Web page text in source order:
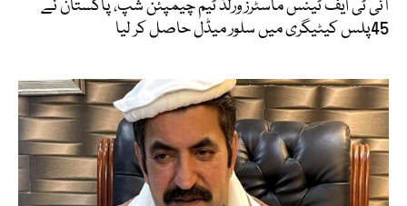
آئی ٹی ایف ٹینس ماسٹرز ورلڈ ٹیم چیمپئن شپ، پاکستان نے
45پلس کیٹیگری میں سلور میڈل حاصل کر لیا